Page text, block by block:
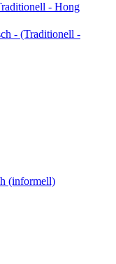
- Hong
- (Traditionell -
(informell)